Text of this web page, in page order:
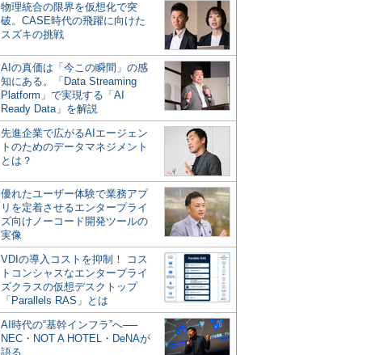
物理統合の限界を仮想化で突
破。CASE時代の飛躍に向けた
スズキの挑戦
AIの真価は「今この瞬間」の感
知にある。「Data Streaming
Platform」で実現する「AI
Ready Data」を解説
先進企業で広がるAIエージェン
トのためのデータマネジメント
とは？
優れたユーザー体験で業務アプ
リを定着させるエンタープライ
ズ向けノーコード開発ツールの
実像
VDIの導入コストを抑制！ コス
トコンシャスなエンタープライ
ズクラスの仮想デスクトップ
「Parallels RAS」とは
AI時代の“基幹インフラ”へ──
NEC・NOT A HOTEL・DeNAが
語る